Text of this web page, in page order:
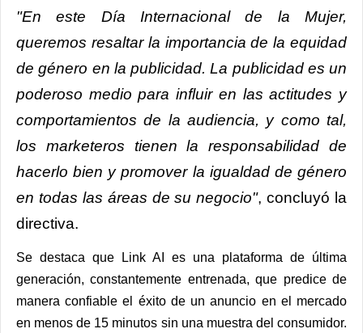
"En este Día Internacional de la Mujer,
queremos resaltar la importancia de la equidad
de género en la publicidad. La publicidad es un
poderoso medio para influir en las actitudes y
comportamientos de la audiencia, y como tal,
los marketeros tienen la responsabilidad de
hacerlo bien y promover la igualdad de género
en todas las áreas de su negocio", concluyó la
directiva.
Se destaca que Link AI es una plataforma de última
generación, constantemente entrenada, que predice de
manera confiable el éxito de un anuncio en el mercado
en menos de 15 minutos sin una muestra del consumidor.